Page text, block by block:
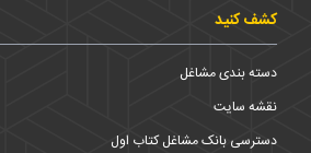
کشف کنید
دسته بندی مشاغل
نقشه سایت
دسترسی بانک مشاغل کتاب اول